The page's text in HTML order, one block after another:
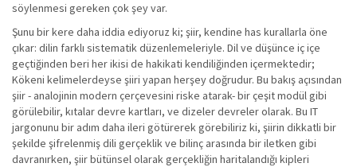
söylenmesi gereken çok şey var.
Şunu bir kere daha iddia ediyoruz ki; şiir, kendine has kurallarla öne
çıkar: dilin farklı sistematik düzenlemeleriyle. Dil ve düşünce iç içe
geçtiğinden beri her ikisi de hakikati kendiliğinden içermektedir;
Kökeni kelimelerdeyse şiiri yapan herşey doğrudur. Bu bakış açısından
şiir - analojinin modern çerçevesini riske atarak- bir çeşit modül gibi
görülebilir, kıtalar devre kartları, ve dizeler devreler olarak. Bu IT
jargonunu bir adım daha ileri götürerek görebiliriz ki, şiirin dikkatli bir
şekilde şifrelenmiş dili gerçeklik ve bilinç arasında bir iletken gibi
davranırken, şiir bütünsel olarak gerçekliğin haritalandığı kipleri